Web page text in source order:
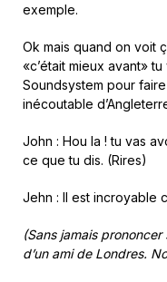
exemple.
Ok mais quand on voit
«c’était mieux avant»
Soundsystem pour
inécoutable
John : Hou la ! tu vas
ce que tu dis. (Rires)
Jehn : Il est incroyable
(Sans jamais
d’un ami de Londres.